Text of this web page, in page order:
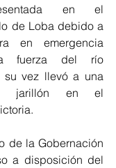
en el
de Loba debido a
en emergencia
fuerza del río
vez llevó a una
jarillón en el
de la Gobernación
a disposición del